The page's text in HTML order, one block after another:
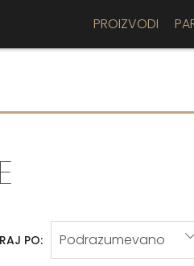
PROIZVODI
PO: